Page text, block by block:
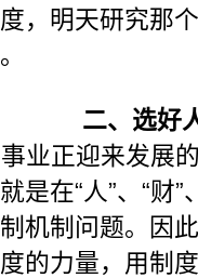
，明天研究那
二、选好
业正迎来发展
是在“人”、“财
机制问题。因
的力量，用制